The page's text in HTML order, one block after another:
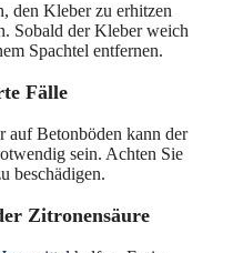
den Kleber zu erhitzen
Sobald der Kleber weich
Spachtel entfernen.
Fälle
auf Betonböden kann der
sein. Achten Sie
beschädigen.
Zitronensäure